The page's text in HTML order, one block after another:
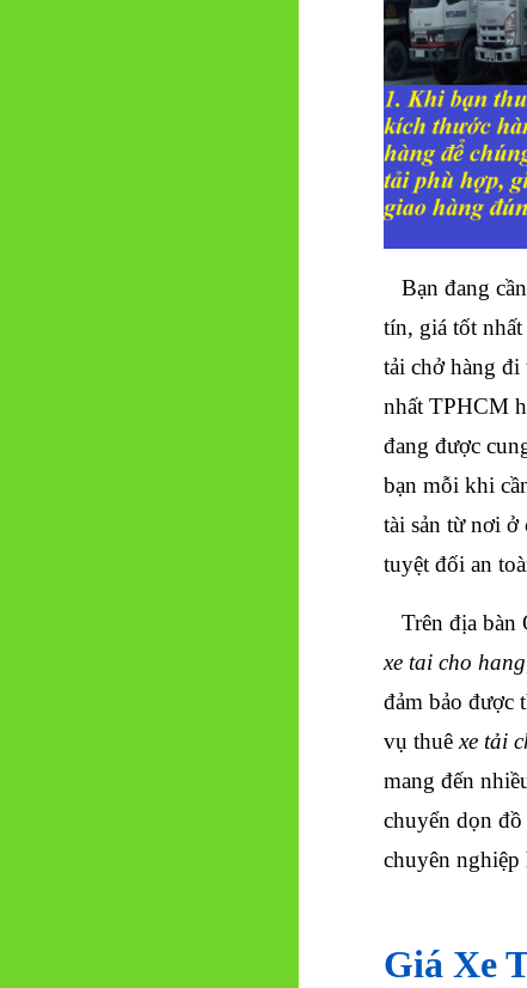
Bạn đang
tín, giá tốt
tải chở hàng
nhất TPHCM
đang được
bạn mỗi khi
tài sản từ nơi ở
tuyệt đối an
Trên địa bàn
xe tai cho hang
đảm bảo được
vụ thuê xe tải
mang đến
chuyển dọn
chuyên nghiệp
Giá Xe